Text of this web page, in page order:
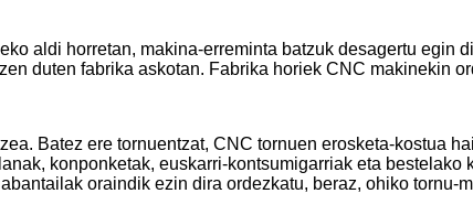
aldi horretan, makina-erreminta batzuk desagertu egin
duten fabrika askotan. Fabrika horiek CNC makinekin
Batez ere tornuentzat, CNC tornuen erosketa-kostua
konponketak, euskarri-kontsumigarriak eta
oraindik ezin dira ordezkatu, beraz, ohiko tornu-